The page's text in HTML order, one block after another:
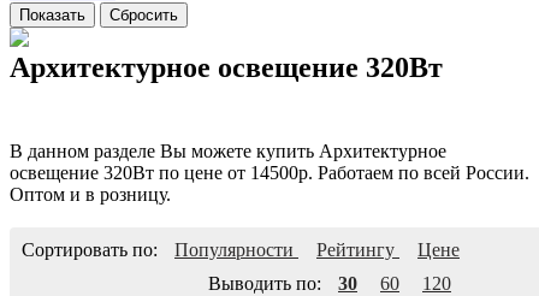
Архитектурное освещение 320Вт
В данном разделе Вы можете купить Архитектурное
освещение 320Вт по цене от 14500р. Работаем по всей России.
Оптом и в розницу.
Сортировать по: Популярности Рейтингу
Цене
Выводить по:
30 60 120